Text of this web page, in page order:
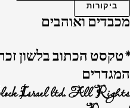
ביקורות
מכבדים ואוהבים
*טקסט הכתוב בלשון
המגדרים
Israel ltd. All Rights